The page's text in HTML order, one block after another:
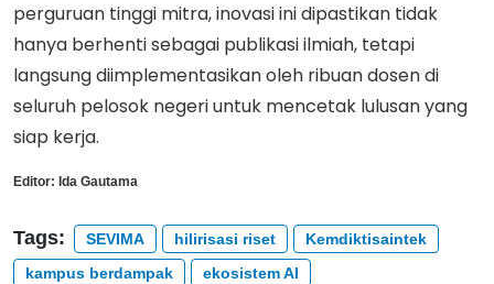
perguruan tinggi mitra, inovasi ini dipastikan tidak
hanya berhenti sebagai publikasi ilmiah, tetapi
langsung diimplementasikan oleh ribuan dosen di
seluruh pelosok negeri untuk mencetak lulusan yang
siap kerja.
Editor: Ida Gautama
Tags: SEVIMA hilirisasi riset
Kemdiktisaintek
kampus berdampak
ekosistem AI